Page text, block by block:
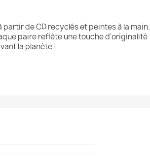
de CD recyclés et peintes à la main.
paire reflète une touche d'originalité
la planète !